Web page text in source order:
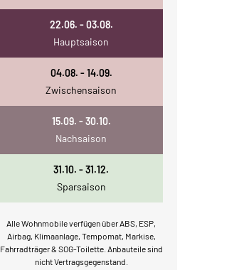
22.06. - 03.08.
Hauptsaison
04.08. - 14.09.
Zwischensaison
15.09. - 30.10.
Nachsaison
31.10. - 31.12.
Sparsaison
Alle Wohnmobile verfügen über ABS, ESP,
Airbag, Klimaanlage, Tempomat, Markise,
Fahrradträger & SOG-Toilette. Anbauteile sind
nicht Vertragsgegenstand.